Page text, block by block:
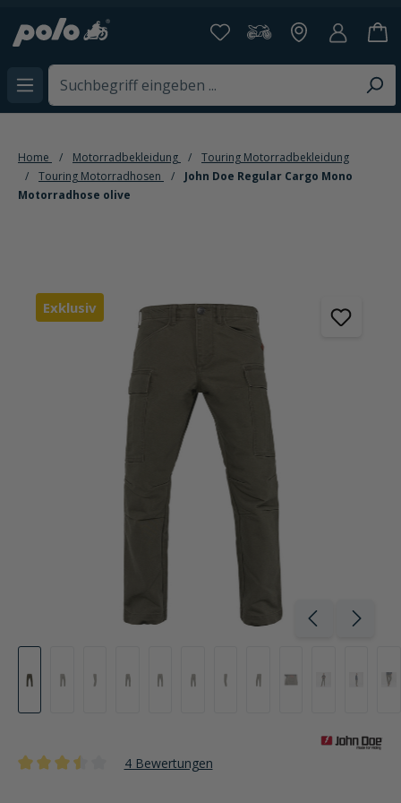
springen
Home Motorradbekleidung
Touring Motorradbekleidung
Touring Motorradhosen
John Doe Regular Cargo Mono
Motorradhose olive
Exklusiv
4 Bewertungen